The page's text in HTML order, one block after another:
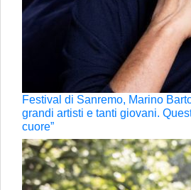
Festival di Sanremo, Marino
grandi artisti e tanti giovani.
cuore”